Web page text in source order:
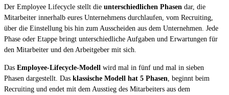
Der Employee Lifecycle stellt die unterschiedlichen Phasen dar, die
Mitarbeiter innerhalb eures Unternehmens durchlaufen, vom Recruiting,
über die Einstellung bis hin zum Ausscheiden aus dem Unternehmen. Jede
Phase oder Etappe bringt unterschiedliche Aufgaben und Erwartungen für
den Mitarbeiter und den Arbeitgeber mit sich.
Das Employee-Lifecycle-Modell wird mal in fünf und mal in sieben
Phasen dargestellt. Das klassische Modell hat 5 Phasen , beginnt beim
Recruiting und endet mit dem Ausstieg des Mitarbeiters aus dem